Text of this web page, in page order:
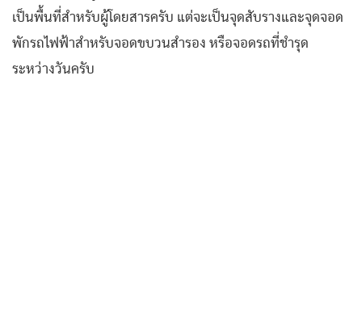
เป็นพื้นที่สำหรับผู้โดยสารครับ แต่จะเป็นจุดสับรางและจุดจอด
พักรถไฟฟ้าสำหรับจอดขบวนสำรอง หรือจอดรถที่ชำรุด
ระหว่างวันครับ